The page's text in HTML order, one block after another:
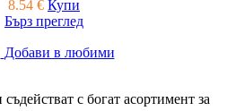
8.54 € Купи
Бърз преглед
Добави в любими
с богат асортимент за